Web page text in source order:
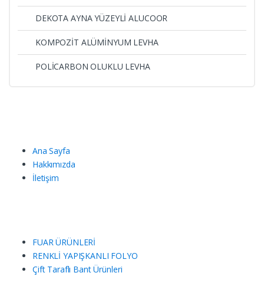
DEKOTA AYNA YÜZEYLİ ALUCOOR
KOMPOZİT ALÜMİNYUM LEVHA
POLİCARBON OLUKLU LEVHA
Ana Sayfa
Hakkımızda
İletişim
FUAR ÜRÜNLERİ
RENKLİ YAPIŞKANLI FOLYO
Çift Taraflı Bant Ürünleri